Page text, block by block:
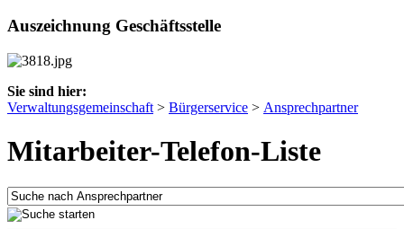
Auszeichnung Geschäftsstelle
Sie sind hier:
Verwaltungsgemeinschaft > Bürgerservice > Ansprechpartner
Mitarbeiter-Telefon-Liste